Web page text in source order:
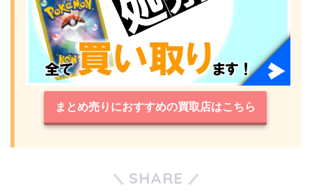
まとめ売りにおすすめの買取店はこちら
SHARE